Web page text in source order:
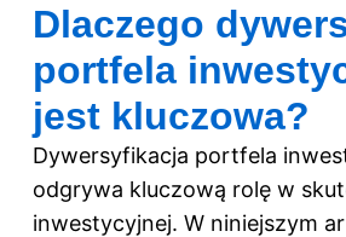
Dlaczego
portfela
jest kluczowa?
Dywersyfikacja portfela
odgrywa kluczową rolę w
inwestycyjnej. W niniejszym